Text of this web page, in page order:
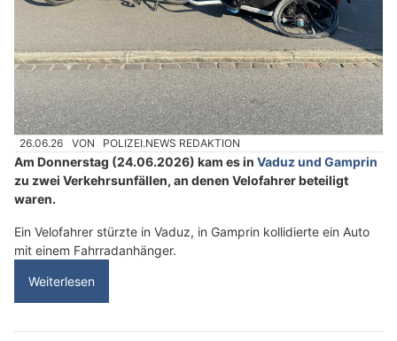
26.06.26 VON POLIZEI.NEWS REDAKTION
Am Donnerstag (24.06.2026) kam es in Vaduz und Gamprin
zu zwei Verkehrsunfällen, an denen Velofahrer beteiligt
waren.
Ein Velofahrer stürzte in Vaduz, in Gamprin kollidierte ein Auto
mit einem Fahrradanhänger.
Weiterlesen